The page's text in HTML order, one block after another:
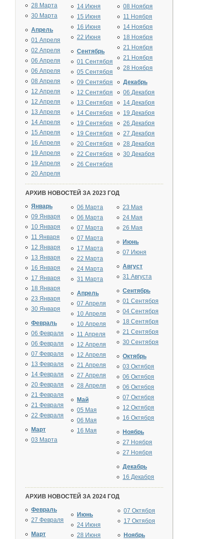
28 Марта
30 Марта
Апрель
01 Апреля
02 Апреля
06 Апреля
06 Апреля
08 Апреля
12 Апреля
12 Апреля
13 Апреля
14 Апреля
15 Апреля
16 Апреля
19 Апреля
19 Апреля
20 Апреля
14 Июня
15 Июня
16 Июня
22 Июня
Сентябрь
01 Сентября
05 Сентября
09 Сентября
12 Сентября
13 Сентября
14 Сентября
19 Сентября
19 Сентября
20 Сентября
22 Сентября
26 Сентября
08 Ноября
11 Ноября
14 Ноября
18 Ноября
21 Ноября
21 Ноября
28 Ноября
Декабрь
06 Декабря
14 Декабря
19 Декабря
26 Декабря
27 Декабря
28 Декабря
30 Декабря
АРХИВ НОВОСТЕЙ ЗА 2023 ГОД
Январь
09 Января
10 Января
11 Января
12 Января
13 Января
16 Января
17 Января
18 Января
23 Января
30 Января
Февраль
06 Февраля
06 Февраля
07 Февраля
13 Февраля
14 Февраля
20 Февраля
21 Февраля
21 Февраля
22 Февраля
Март
03 Марта
06 Марта
06 Марта
07 Марта
07 Марта
17 Марта
22 Марта
24 Марта
31 Марта
Апрель
07 Апреля
10 Апреля
10 Апреля
11 Апреля
12 Апреля
12 Апреля
21 Апреля
27 Апреля
28 Апреля
Май
05 Мая
06 Мая
16 Мая
23 Мая
24 Мая
26 Мая
Июнь
07 Июня
Август
31 Августа
Сентябрь
01 Сентября
04 Сентября
18 Сентября
21 Сентября
30 Сентября
Октябрь
03 Октября
06 Октября
06 Октября
07 Октября
12 Октября
16 Октября
Ноябрь
27 Ноября
27 Ноября
Декабрь
16 Декабря
АРХИВ НОВОСТЕЙ ЗА 2024 ГОД
Февраль
27 Февраля
Март
Июнь
24 Июня
28 Июня
07 Октября
17 Октября
Ноябрь